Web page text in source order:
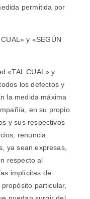
permitida por
y «SEGÚN
«TAL CUAL» y
los defectos y
la medida máxima
en su propio
y sus respectivos
renuncia
ya sean expresas,
respecto al
implícitas de
particular,